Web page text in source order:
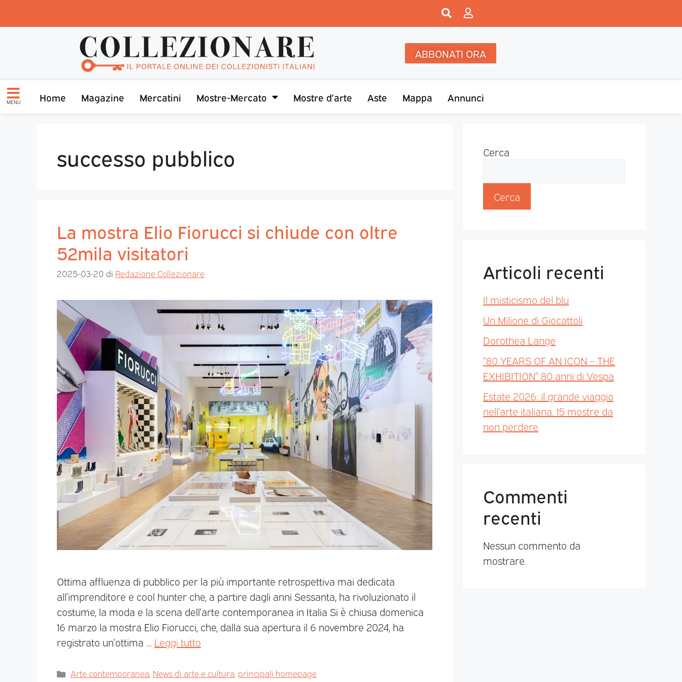
ABBONATI ORA
MENU Home Magazine Mercatini Mostre-Mercato Mostre d’arte Aste Mappa Annunci
successo pubblico
La mostra Elio Fiorucci si chiude con oltre
52mila visitatori
2025-03-20 di Redazione Collezionare
Ottima affluenza di pubblico per la più importante retrospettiva mai dedicata
all’imprenditore e cool hunter che, a partire dagli anni Sessanta, ha rivoluzionato il
costume, la moda e la scena dell’arte contemporanea in Italia Si è chiusa domenica
16 marzo la mostra Elio Fiorucci, che, dalla sua apertura il 6 novembre 2024, ha
registrato un’ottima … Leggi tutto
Arte contemporanea News di arte e cultura principali homepage
Cerca
Cerca
Articoli recenti
Il misticismo del blu
Un Milione di Giocattoli
Dorothea Lange
“80 YEARS OF AN ICON – THE
EXHIBITION” 80 anni di Vespa
Estate 2026: il grande viaggio
nell’arte italiana. 15 mostre da
non perdere
Commenti
recenti
Nessun commento da
mostrare.